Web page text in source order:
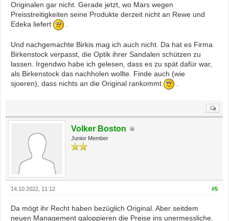
Originalen gar nicht. Gerade jetzt, wo Mars wegen
Preisstreitigkeiten seine Produkte derzeit nicht an Rewe und
Edeka liefert
.
Und nachgemachte Birkis mag ich auch nicht. Da hat es Firma
Birkenstock verpasst, die Optik ihrer Sandalen schützen zu
lassen. Irgendwo habe ich gelesen, dass es zu spät dafür war,
als Birkenstock das nachholen wollte. Finde auch (wie
sjoeren), dass nichts an die Original rankommt
.
Volker Boston
Junior Member
#5
14.10.2022, 11:12
Da mögt ihr Recht haben bezüglich Original. Aber seitdem
neuen Management galoppieren die Preise ins unermessliche.